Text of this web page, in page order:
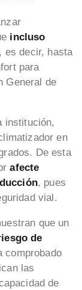
incluso
es decir, hasta
para
General de
institución,
en
De esta
afecte
, pues
vial.
que un
de
comprobado
las
de